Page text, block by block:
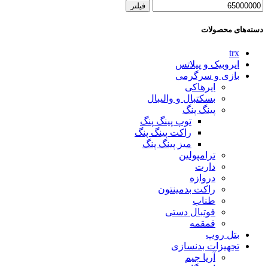
فیلتر
دسته‌های محصولات
trx
ایروبیک و پیلاتس
بازی و سرگرمی
ایرهاکی
بسکتبال و والیبال
پینگ پنگ
توپ پینگ پنگ
راکت پینگ پنگ
میز پینگ پنگ
ترامپولین
دارت
دروازه
راکت بدمینتون
طناب
فوتبال دستی
قمقمه
بتل روپ
تجهیزات بدنسازی
آریا جیم